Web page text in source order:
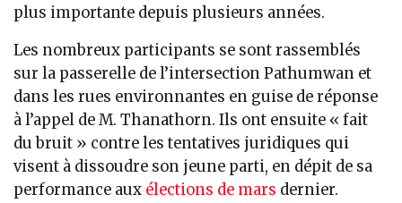
plus importante depuis plusieurs années.
Les nombreux participants se sont rassemblés
sur la passerelle de l’intersection Pathumwan et
dans les rues environnantes en guise de réponse
à l’appel de M. Thanathorn. Ils ont ensuite « fait
du bruit » contre les tentatives juridiques qui
visent à dissoudre son jeune parti, en dépit de sa
performance aux élections de mars dernier.